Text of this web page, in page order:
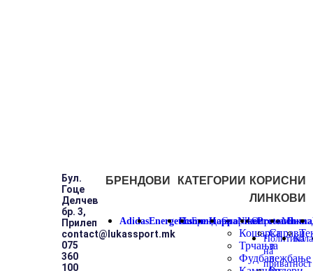
Бул.
Гоце
Делчев
бр. 3,
Прилеп
contact@lukassport.mk
075
360
100
БРЕНДОВИ
AdidasEnergeticsHummelKappaNikeProtouchPuma
КАТЕГОРИИ
БрендовиСпортови
Кошарка
Трчање
Фудбал
Опрема
Справи
за
вежбање
Мажи
КОРИСНИ
ЛИНКОВИ
Политика
на
приватност